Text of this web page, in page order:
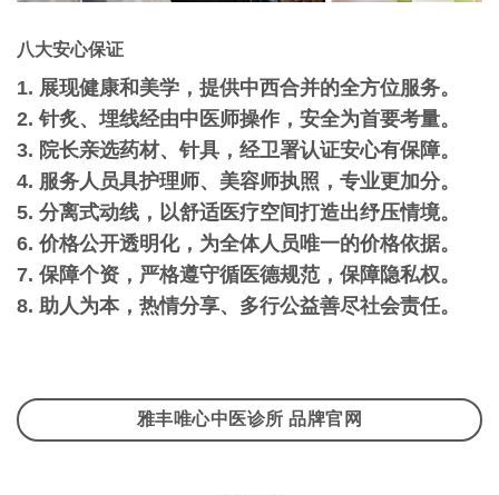
八大安心保证
1. 展现健康和美学，提供中西合并的全方位服务。
2. 针炙、埋线经由中医师操作，安全为首要考量。
3. 院长亲选药材、针具，经卫署认证安心有保障。
4. 服务人员具护理师、美容师执照，专业更加分。
5. 分离式动线，以舒适医疗空间打造出纾压情境。
6. 价格公开透明化，为全体人员唯一的价格依据。
7. 保障个资，严格遵守循医德规范，保障隐私权。
8. 助人为本，热情分享、多行公益善尽社会责任。
雅丰唯心中医诊所 品牌官网